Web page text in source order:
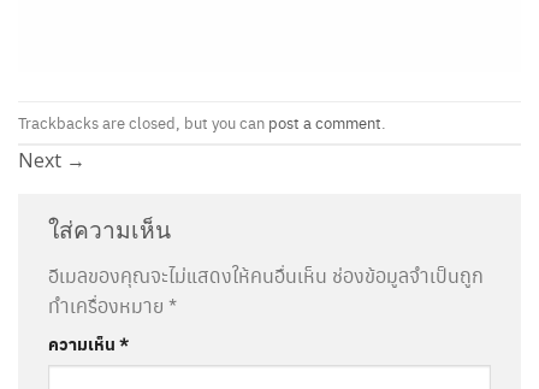
Trackbacks are closed, but you can post a comment
Next →
ใส่ความเห็น
อีเมลของคุณจะไม่แสดงให้คนอื่นเห็น ช่องข้อมูลจำเป็นถูก
ทำเครื่องหมาย *
ความเห็น*